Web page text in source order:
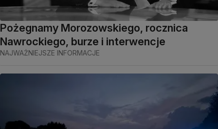
Pożegnamy Morozowskiego, rocznica
Nawrockiego, burze i interwencje
NAJWAŻNIEJSZE INFORMACJE